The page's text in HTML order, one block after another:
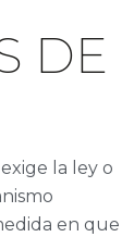
DE
la ley o
en que